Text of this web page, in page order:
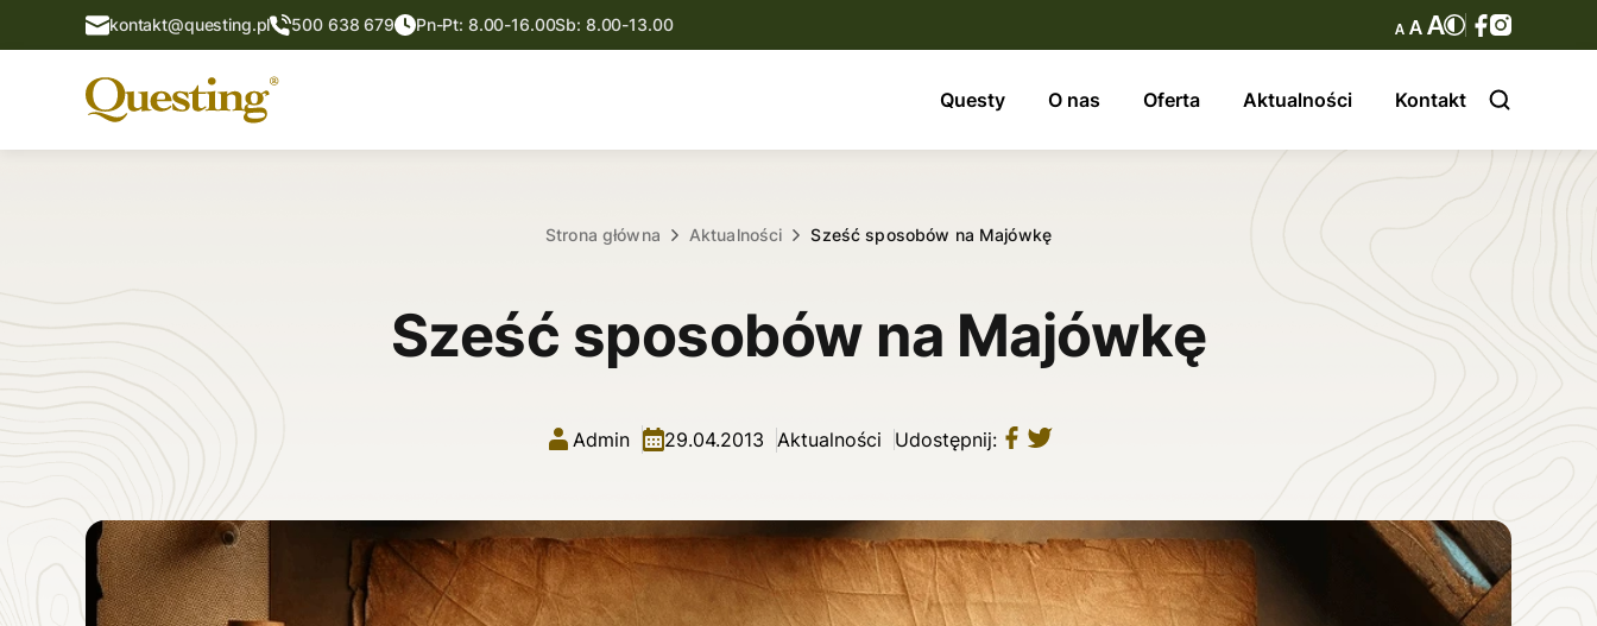
kontakt@questing.pl 500 638 679 Pn-Pt: 8.00-16.00Sb: 8.00-13.00
Questy O nas Oferta Aktualności Kontakt
O nas
Kontakt
Strona główna Aktualności Sześć sposobów na Majówkę
Sześć sposobów na Majówkę
Admin 29.04.2013 Aktualności Udostępnij: